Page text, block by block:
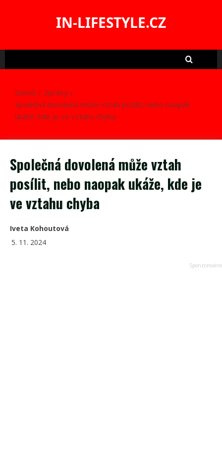
IN-LIFESTYLE.CZ
Domů
Zprávy
Společná dovolená může vztah posílit, nebo naopak
ukáže, kde je ve vztahu chyba
Společná dovolená může vztah
posílit, nebo naopak ukáže, kde je
ve vztahu chyba
Iveta Kohoutová
5. 11. 2024